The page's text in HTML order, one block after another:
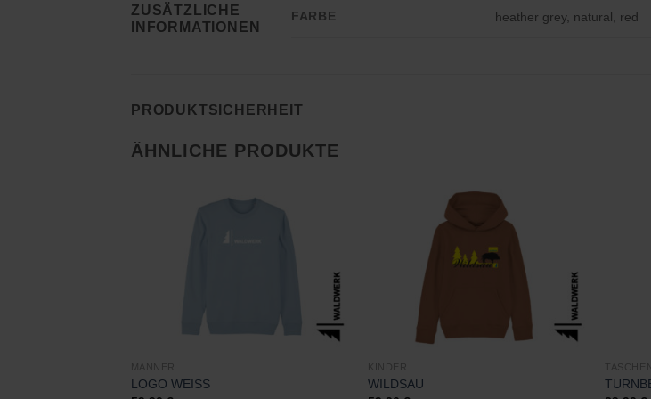
ZUSÄTZLICHE
INFORMATIONEN
FARBE heather grey, natural, red
PRODUKTSICHERHEIT
ÄHNLICHE PRODUKTE
LOGO WEISS
Wunschliste
hinzufügen
WILDSAU